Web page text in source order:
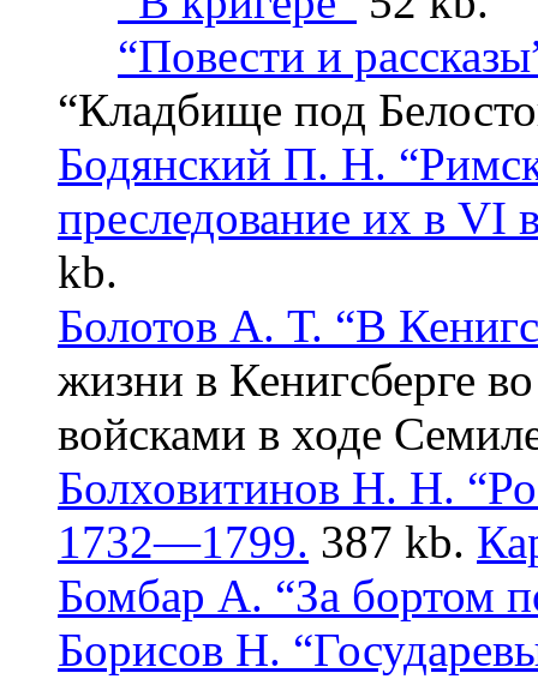
“Повести и
“Кладбище под
Бодянский П. Н.
преследование их в VI
kb.
Болотов А. Т. “В
жизни в Кенигсберге
войсками в ходе
Болховитинов Н. Н.
1732—1799. 387 kb.
Бомбар А. “За бортом
Борисов Н.